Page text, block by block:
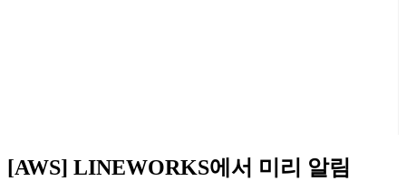
[AWS] LINEWORKS에서 미리 알림